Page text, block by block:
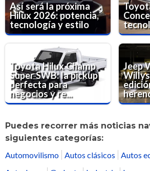
Así será la próxima
Hilux 2026: potencia,
tecnología y estilo
Toyota Hilux Champ
Super SWB: la pickup
perfecta para
negocios y re...
Jeep
Puedes recorrer más noticias
siguientes categorías:
Automovilismo Autos clásicos
Autos